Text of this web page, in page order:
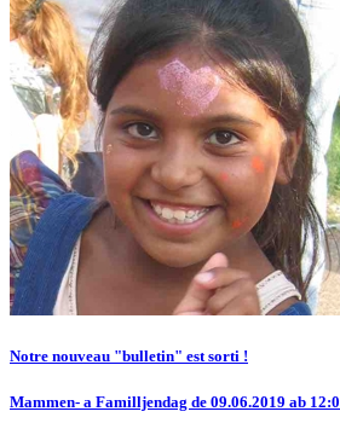
Notre nouveau "bulletin" est sorti !
Mammen- a Familljendag de 09.06.2019 ab